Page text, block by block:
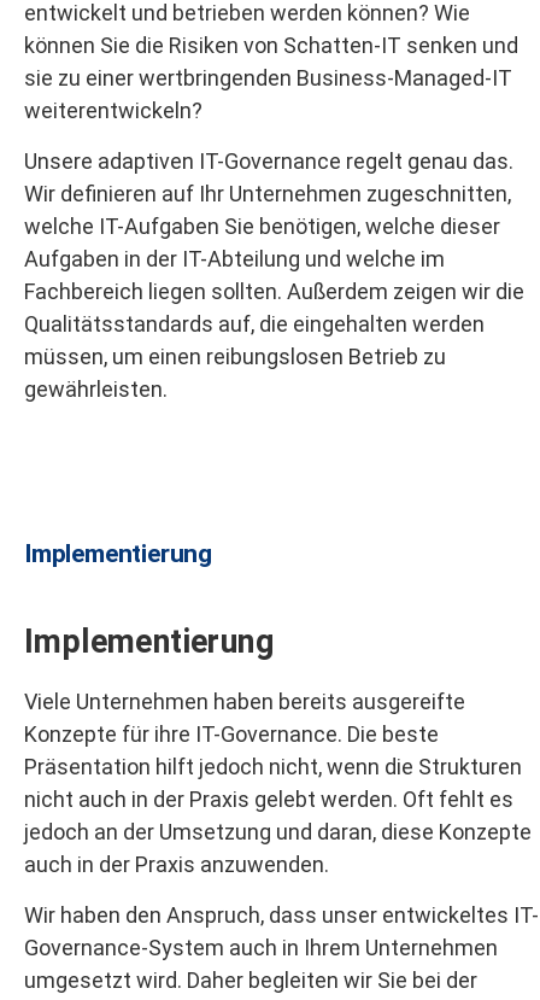
entwickelt und betrieben werden können? Wie
können Sie die Risiken von Schatten-IT senken und
sie zu einer wertbringenden Business-Managed-IT
weiterentwickeln?
Unsere adaptiven IT-Governance regelt genau das.
Wir definieren auf Ihr Unternehmen zugeschnitten,
welche IT-Aufgaben Sie benötigen, welche dieser
Aufgaben in der IT-Abteilung und welche im
Fachbereich liegen sollten. Außerdem zeigen wir die
Qualitätsstandards auf, die eingehalten werden
müssen, um einen reibungslosen Betrieb zu
gewährleisten.
Implementierung
Implementierung
Viele Unternehmen haben bereits ausgereifte
Konzepte für ihre IT-Governance. Die beste
Präsentation hilft jedoch nicht, wenn die Strukturen
nicht auch in der Praxis gelebt werden. Oft fehlt es
jedoch an der Umsetzung und daran, diese Konzepte
auch in der Praxis anzuwenden.
Wir haben den Anspruch, dass unser entwickeltes IT-
Governance-System auch in Ihrem Unternehmen
umgesetzt wird. Daher begleiten wir Sie bei der